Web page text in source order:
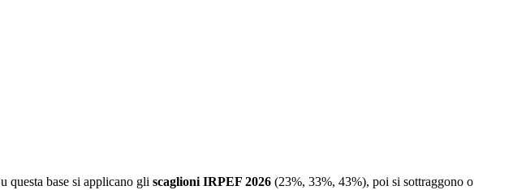
questa base si applicano gli scaglioni IRPEF 2026 (23%, 33%, 43%), poi si sottraggono o